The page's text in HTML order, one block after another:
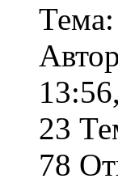
Тема:
23
78